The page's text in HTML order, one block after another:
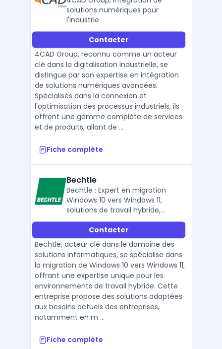
solutions numériques pour
l'industrie
Contacter
4CAD Group, reconnu comme un acteur
clé dans la digitalisation industrielle, se
distingue par son expertise en intégration
de solutions numériques avancées.
Spécialisés dans la connexion et
l'optimisation des processus industriels, ils
offrent une gamme complète de services
et de produits, allant de ...
Fiche complète
Bechtle
Bechtle : Expert en migration
Windows 10 vers Windows 11,
solutions de travail hybride,
équipement informatique,
connectivité et sécurité des
données.
Contacter
Bechtle, acteur clé dans le domaine des
solutions informatiques, se spécialise dans
la migration de Windows 10 vers Windows 11,
offrant une expertise unique pour les
environnements de travail hybride. Cette
entreprise propose des solutions adaptées
aux besoins actuels des entreprises,
notamment en m ...
Fiche complète